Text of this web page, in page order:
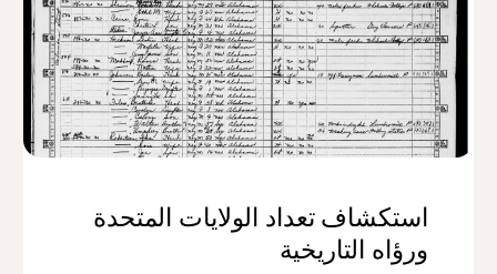
استكشاف تعداد الولايات المتحدة
ورؤاه التاريخية